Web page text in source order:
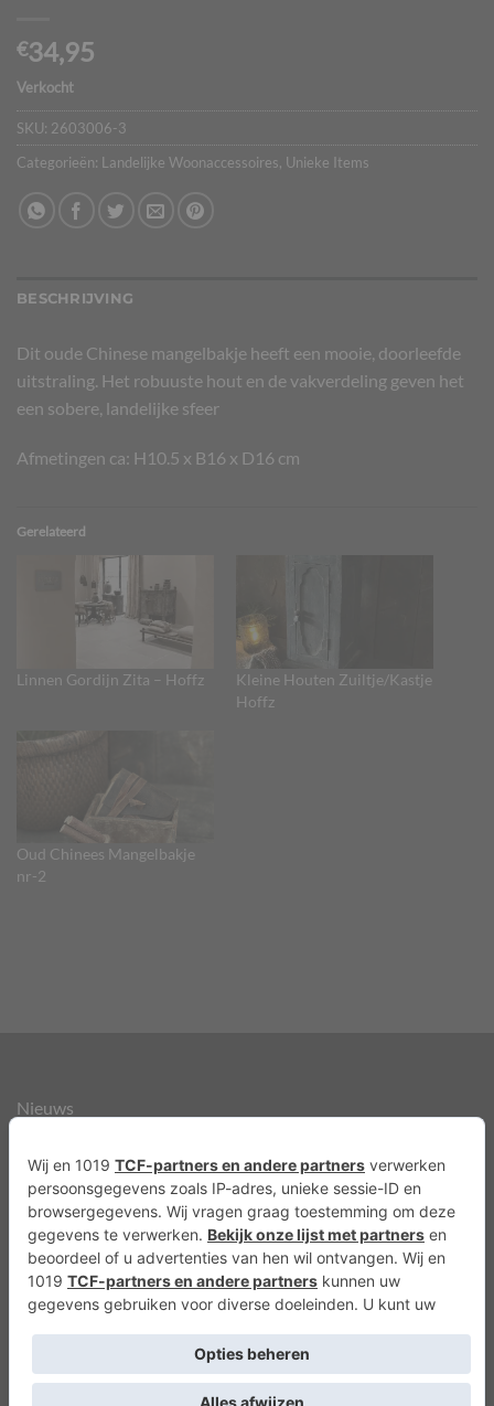
€34,95
Verkocht
SKU: 2603006-3
Categorieën: Landelijke Woonaccessoires, Unieke Items
BESCHRIJVING
Dit oude Chinese mangelbakje heeft een mooie, doorleefde
uitstraling. Het robuuste hout en de vakverdeling geven het
een sobere, landelijke sfeer
Afmetingen ca: H10.5 x B16 x D16 cm
Gerelateerd
Linnen Gordijn Zita – Hoffz
Kleine Houten Zuiltje/Kastje
Hoffz
Oud Chinees Mangelbakje
nr-2
Nieuws
Over ons
Agenda
Privacyverklaring